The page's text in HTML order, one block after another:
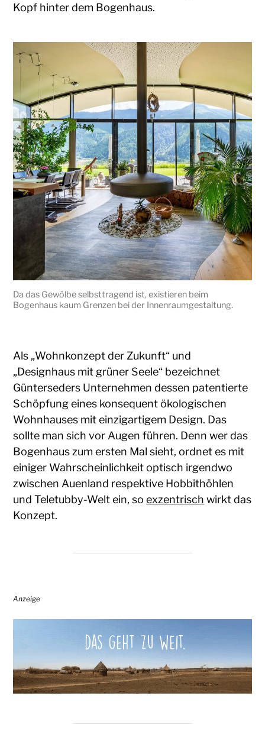
Kopf hinter dem Bogenhaus.
Da das Gewölbe selbsttragend ist, existieren beim
Bogenhaus kaum Grenzen bei der Innenraumgestaltung.
Als „Wohnkonzept der Zukunft“ und
„Designhaus mit grüner Seele“ bezeichnet
Günterseders Unternehmen dessen patentierte
Schöpfung eines konsequent ökologischen
Wohnhauses mit einzigartigem Design. Das
sollte man sich vor Augen führen. Denn wer das
Bogenhaus zum ersten Mal sieht, ordnet es mit
einiger Wahrscheinlichkeit optisch irgendwo
zwischen Auenland respektive Hobbithöhlen
und Teletubby-Welt ein, soexzentrisch wirkt das
Konzept.
Anzeige